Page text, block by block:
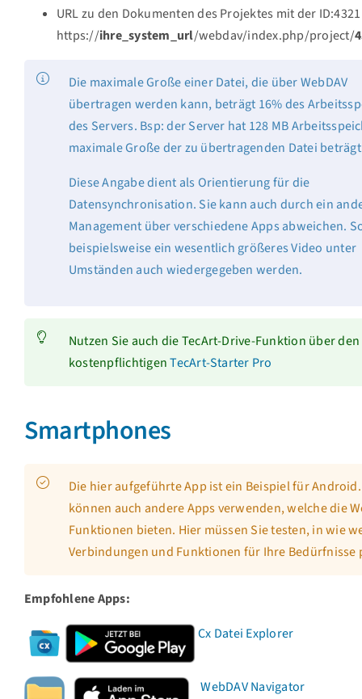
URL zu den Dokumenten des Projektes mit der
https://ihre_system_url/webdav/index.php/project/
Die maximale Große einer Datei, die über WebDAV
übertragen werden kann, beträgt 16% des
des Servers. Bsp: der Server hat 128 MB
maximale Große der zu übertragenden Datei beträgt
Diese Angabe dient als Orientierung für die
Datensynchronisation. Sie kann auch durch ein
Management über verschiedene Apps abweichen.
beispielsweise ein wesentlich größeres Video unter
Umständen auch wiedergegeben werden.
Nutzen Sie auch die TecArt-Drive-Funktion über den
kostenpflichtigenTecArt-Starter Pro
Smartphones
Die hier aufgeführte App ist ein Beispiel für
können auch andere Apps verwenden, welche die
Funktionen bieten. Hier müssen Sie testen, in wie
Verbindungen und Funktionen für Ihre Bedürfnisse
Empfohlene Apps:
Cx Datei Explorer
WebDAV Navigator